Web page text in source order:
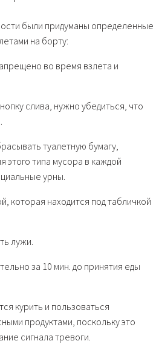
были придуманы определенные
на борту:
во время взлета и
слива, нужно убедиться, что
туалетную бумагу,
этого типа мусора в каждой
урны.
которая находится под табличкой
лужи.
за 10 мин. до принятия еды
курить и пользоваться
продуктами, поскольку это
сигнала тревоги.